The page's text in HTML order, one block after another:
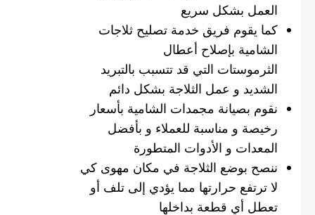
العمل بشكل سريع
كما يقوم فريق خدمة تصليح ثلاجات
الشامية بإصلاح أعطال
الثرموستات التي قد تتسبب بالتبريد
الشديد و عمل الثلاجة بشكل دائم
نقوم بصيانة مجمدات الشامية بأسعار
رخيصة و مناسبة للعملاء و بأفضل
المعدات و الأدوات المتطورة
ننصح بوضع الثلاجة في مكان مهوى كي
لا ترتفع حرارتها مما يؤدي إلى تلف أو
تعطل أي قطعة بداخلها